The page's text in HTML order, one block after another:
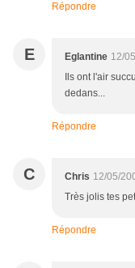
Répondre
E Eglantine 12/
Ils ont l'air
dedans...
Répondre
C Chris 12/05/
Très jolis tes
Répondre